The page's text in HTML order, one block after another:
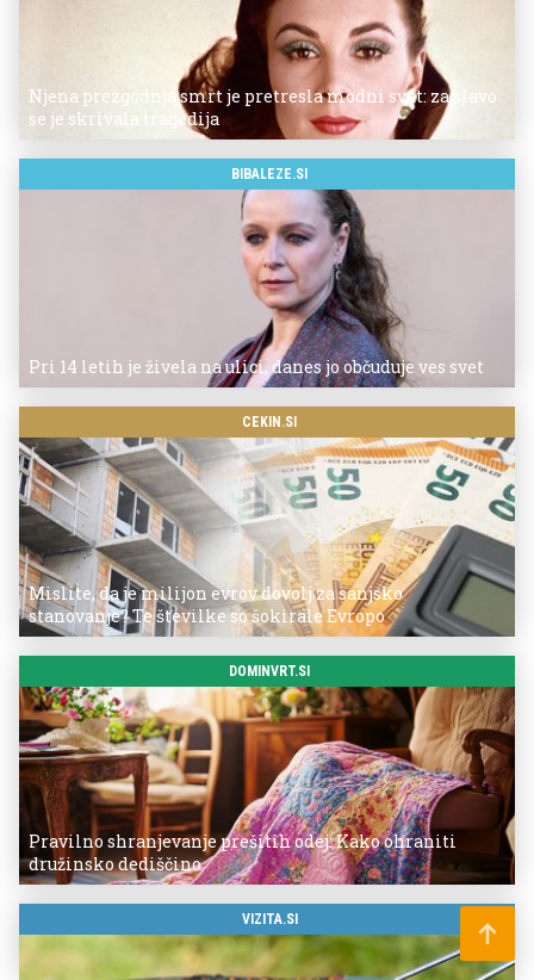
Njena prezgodnja smrt je pretresla modni svet: za slavo
se je skrivala tragedija
BIBALEZE.SI
Pri 14 letih je živela na ulici, danes jo občuduje ves svet
CEKIN.SI
Mislite, da je milijon evrov dovolj za sanjsko
stanovanje? Te številke so šokirale Evropo
DOMINVRT.SI
Pravilno shranjevanje prešitih odej: Kako ohraniti
družinsko dediščino
VIZITA.SI